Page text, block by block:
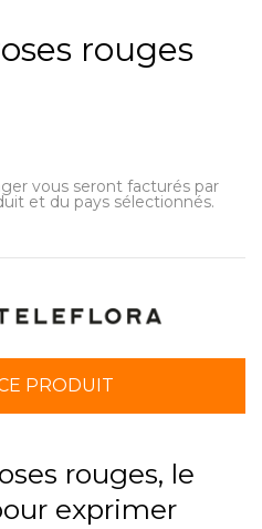
rouges
vous seront facturés par
et du pays sélectionnés.
PRODUIT
rouges, le
exprimer